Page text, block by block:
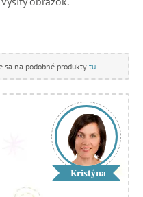
sa na podobné produkty tu.
Kristýna